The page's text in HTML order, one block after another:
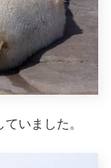
いました。